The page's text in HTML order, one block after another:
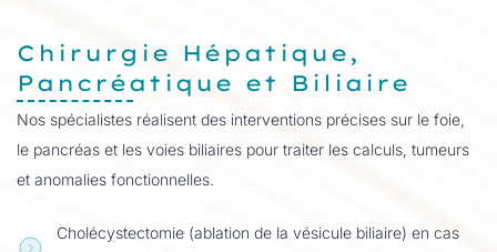
Chirurgie Hépatique,
Pancréatique et Biliaire
Nos spécialistes réalisent des interventions précises sur le foie,
le pancréas et les voies biliaires pour traiter les calculs, tumeurs
et anomalies fonctionnelles.
Cholécystectomie (ablation de la vésicule biliaire) en cas